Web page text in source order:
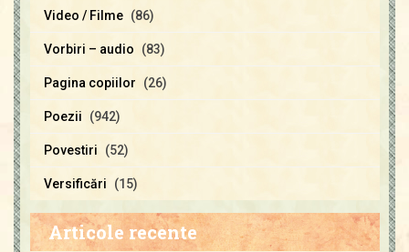
Video / Filme (86)
Vorbiri – audio (83)
Pagina copiilor (26)
Poezii (942)
Povestiri (52)
Versificări (15)
Articole recente